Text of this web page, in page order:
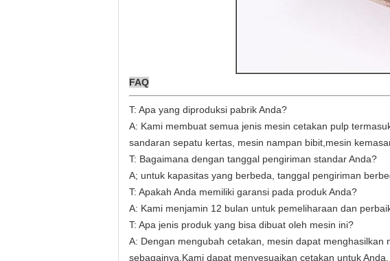
FAQ
T: Apa yang diproduksi pabrik Anda?
A: Kami membuat semua jenis mesin cetakan pulp
sandaran sepatu kertas, mesin nampan bibit,mesin
T: Bagaimana dengan tanggal pengiriman standar Anda?
A; untuk kapasitas yang berbeda, tanggal pengiriman
T: Apakah Anda memiliki garansi pada produk Anda?
A: Kami menjamin 12 bulan untuk pemeliharaan dan
T: Apa jenis produk yang bisa dibuat oleh mesin ini?
A: Dengan mengubah cetakan, mesin dapat
sebagainya.Kami dapat menyesuaikan cetakan untuk Anda.